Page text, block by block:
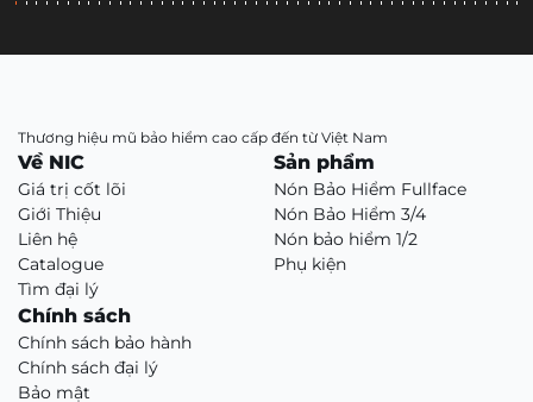
Thương hiệu mũ bảo hiểm cao cấp đến từ Việt Nam
Về NIC
Giá trị cốt lõi
Giới Thiệu
Liên hệ
Catalogue
Tìm đại lý
Sản phẩm
Nón Bảo Hiểm Fullface
Nón Bảo Hiểm 3/4
Nón bảo hiểm 1/2
Phụ kiện
Chính sách
Chính sách bảo hành
Chính sách đại lý
Bảo mật